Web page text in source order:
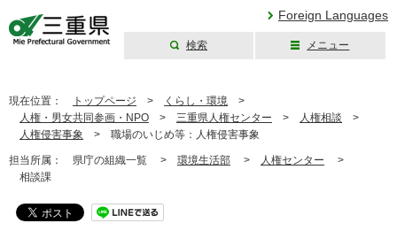
Foreign Languages
検索 メニュー
現在位置： トップページ > くらし・環境 >
人権・男女共同参画・NPO > 三重県人権センター > 人権相談 >
人権侵害事象 > 職場のいじめ等：人権侵害事象
担当所属： 県庁の組織一覧 > 環境生活部 > 人権センター >
相談課